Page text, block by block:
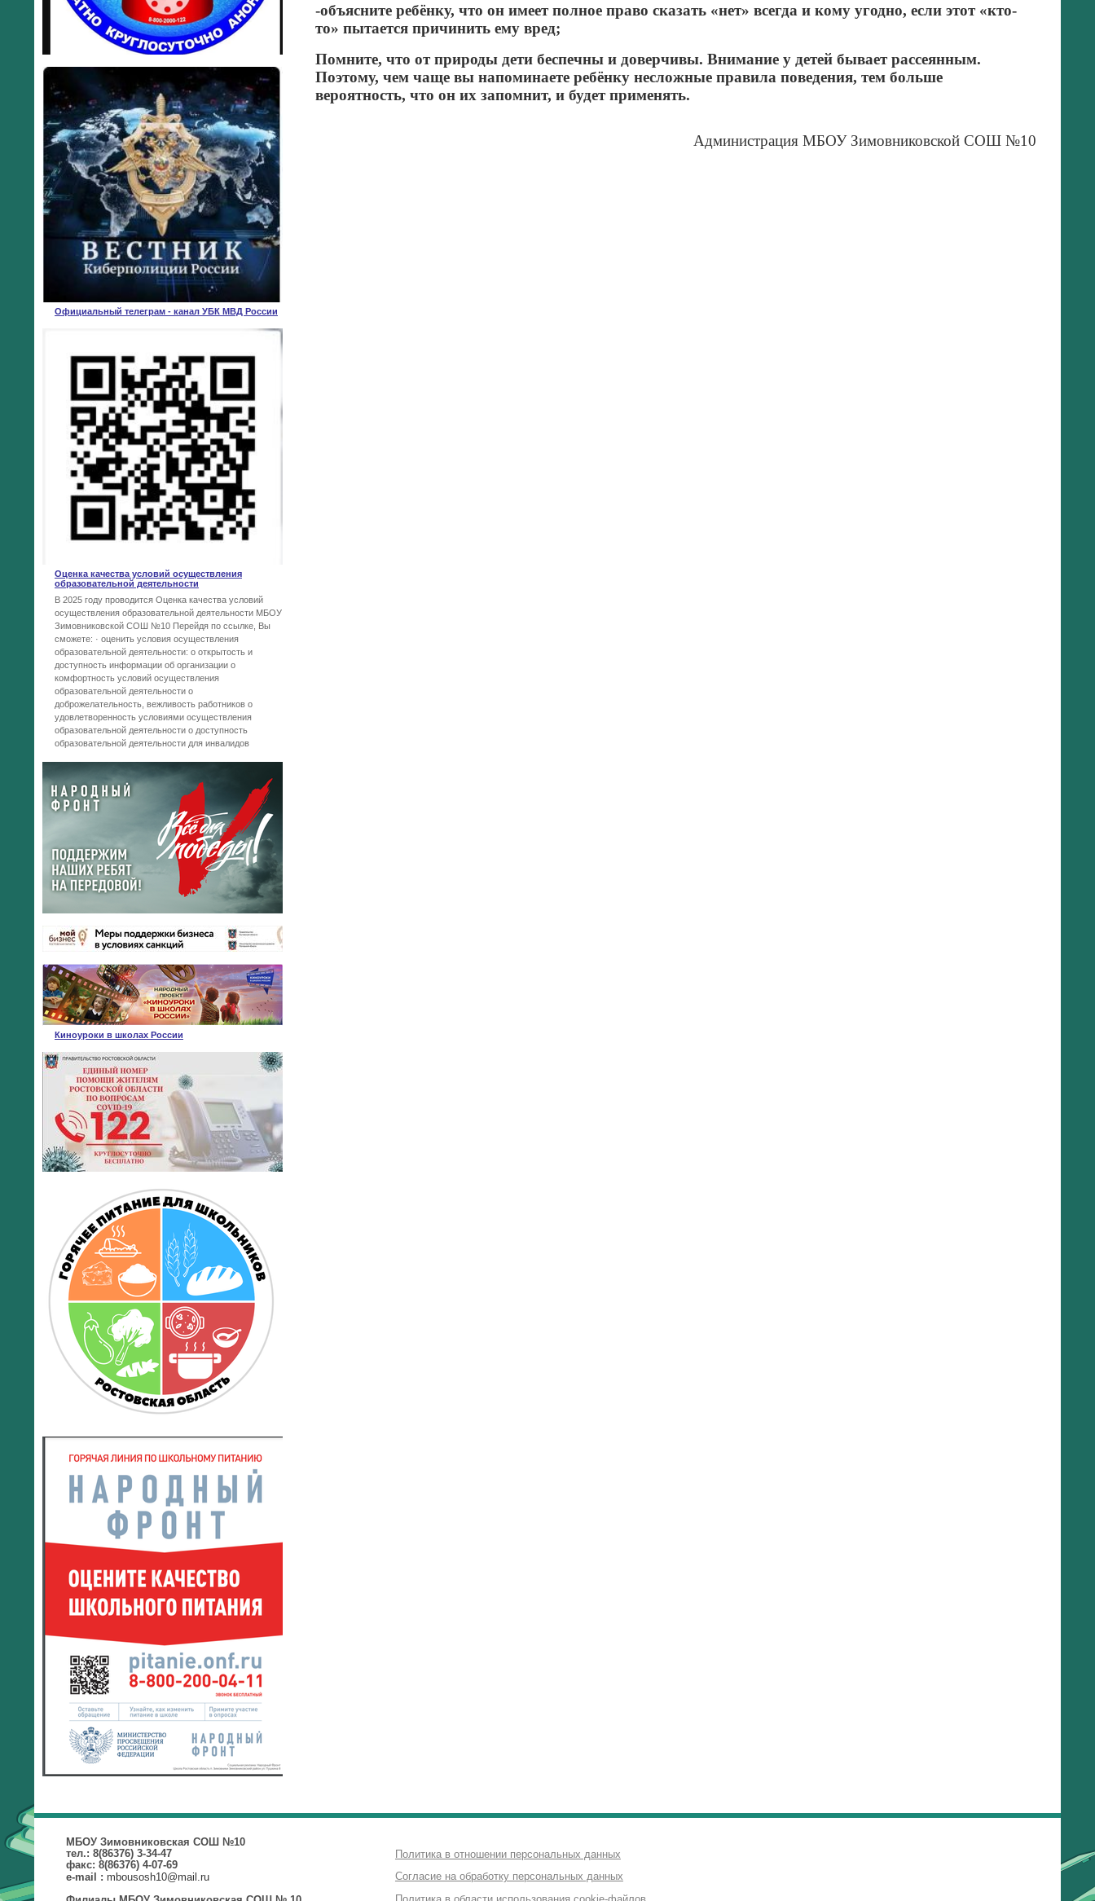
Официальный телеграм - канал УБК МВД России
Оценка качества условий осуществления
образовательной деятельности
В 2025 году проводится Оценка качества условий
осуществления образовательной деятельности МБОУ
Зимовниковской СОШ №10 Перейдя по ссылке, Вы
сможете: · оценить условия осуществления
образовательной деятельности: o открытость и
доступность информации об организации o
комфортность условий осуществления
образовательной деятельности o
доброжелательность, вежливость работников o
удовлетворенность условиями осуществления
образовательной деятельности o доступность
образовательной деятельности для инвалидов
Киноуроки в школах России
-объясните ребёнку, что он имеет полное право сказать «нет» всегда и кому угодно, если этот «кто-
то» пытается причинить ему вред;
Помните, что от природы дети беспечны и доверчивы. Внимание у детей бывает рассеянным.
Поэтому, чем чаще вы напоминаете ребёнку несложные правила поведения, тем больше
вероятность, что он их запомнит, и будет применять.
Администрация МБОУ Зимовниковской СОШ №10
МБОУ Зимовниковская СОШ №10
тел.: 8(86376) 3-34-47
факс: 8(86376) 4-07-69
e-mail : mbousosh10@mail.ru
Политика в отношении персональных данных
Согласие на обработку персональных данных